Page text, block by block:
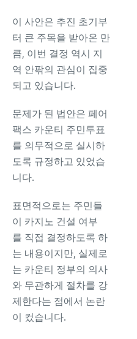
이 사안은 추진 초기부
터 큰 주목을 받아온 만
큼, 이번 결정 역시 지
역 안팎의 관심이 집중
되고 있습니다.
문제가 된 법안은 페어
팩스 카운티 주민투표
를 의무적으로 실시하
도록 규정하고 있었습
니다.
표면적으로는 주민들
이 카지노 건설 여부
를 직접 결정하도록 하
는 내용이지만, 실제로
는 카운티 정부의 의사
와 무관하게 절차를 강
제한다는 점에서 논란
이 컸습니다.